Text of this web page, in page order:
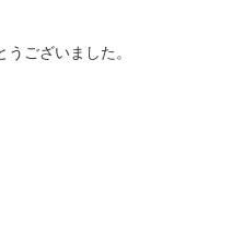
ございました。